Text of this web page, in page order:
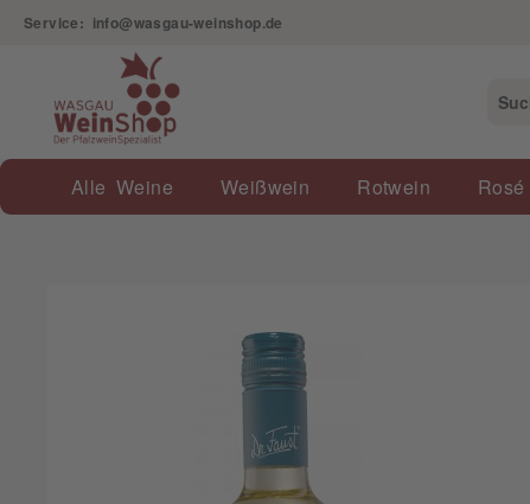
Service: info@wasgau-weinshop.de
Alle Weine Weißwein Rotwein Rosé